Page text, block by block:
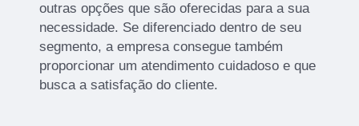
outras opções que são oferecidas para a sua
necessidade. Se diferenciado dentro de seu
segmento, a empresa consegue também
proporcionar um atendimento cuidadoso e que
busca a satisfação do cliente.